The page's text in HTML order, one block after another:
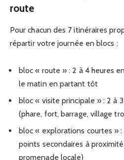
route
Pour chacun des 7 itinéraires
répartir votre journée en blocs :
bloc « route » : 2 à 4 heures
le matin en partant tôt
bloc « visite principale » : 2 à
(phare, fort, barrage, village
bloc « explorations courtes » :
points secondaires à
promenade locale)